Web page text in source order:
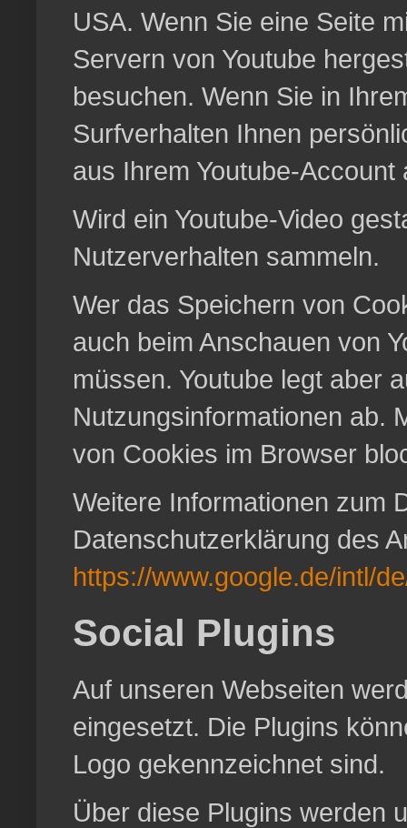
USA. Wenn Sie eine Seite
Servern von Youtube
besuchen. Wenn Sie in
Surfverhalten Ihnen
aus Ihrem Youtube-Account
Wird ein Youtube-Video
Nutzerverhalten sammeln.
Wer das Speichern von
auch beim Anschauen von
müssen. Youtube legt aber
Nutzungsinformationen ab.
von Cookies im Browser
Weitere Informationen zum
Datenschutzerklärung des
https://www.google.de/intl/
Social Plugins
Auf unseren Webseiten
eingesetzt. Die Plugins
Logo gekennzeichnet sind.
Über diese Plugins werden